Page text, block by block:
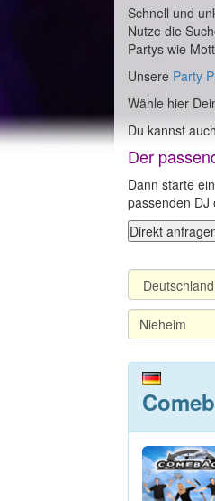
Schnell und
Nutze die
Partys wie
Unsere Party
Wähle hier
Du kannst
Der
Dann starte
passenden DJ
Direkt